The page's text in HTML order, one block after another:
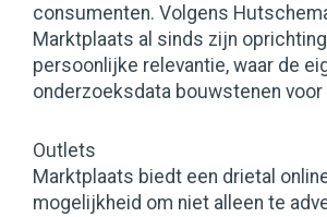
consumenten. Volgens
Marktplaats al sinds zijn
persoonlijke relevantie, waar de
onderzoeksdata bouwstenen voor
Outlets
Marktplaats biedt een drietal
mogelijkheid om niet alleen te